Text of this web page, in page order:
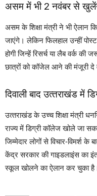
असम में भी 2 नवंबर से
असम के शिक्षा मंत्री ने भी ऐलान
जाएंगे। लेकिन फिलहाल उन्‍हीं
होगी जिन्‍हें रिसर्च या लैब वर्क
छात्रों को कॉजेल आने की मंजूरी दे
दिवाली बाद उत्‍तराखंड
उत्‍तराखंड के उच्‍च‍ शिक्षा मंत्री
राज्‍य में डिग्री कॉलेज खोले जा
जिम्‍मेदार लोगों से विचार-विमर्श
केंद्र सरकार की गाइडलाइंस का
स्‍कूल खोलने का ऐलान कर चुका